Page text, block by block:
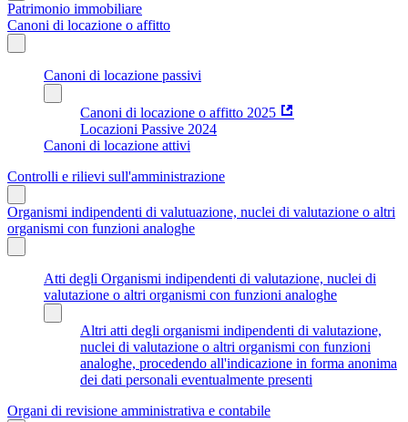
Patrimonio immobiliare
Canoni di locazione o affitto
Canoni di locazione passivi
Canoni di locazione o affitto 2025
Locazioni Passive 2024
Canoni di locazione attivi
Controlli e rilievi sull'amministrazione
Organismi indipendenti di valutuazione, nuclei di valutazione o altri
organismi con funzioni analoghe
Atti degli Organismi indipendenti di valutazione, nuclei di
valutazione o altri organismi con funzioni analoghe
Altri atti degli organismi indipendenti di valutazione,
nuclei di valutazione o altri organismi con funzioni
analoghe, procedendo all'indicazione in forma anonima
dei dati personali eventualmente presenti
Organi di revisione amministrativa e contabile